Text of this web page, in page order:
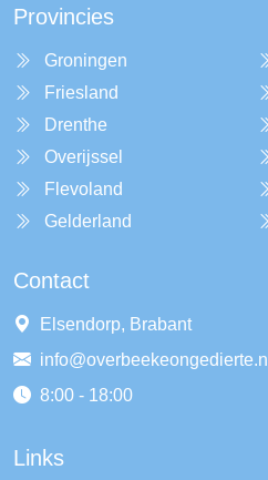
Provincies
Groningen
Friesland
Drenthe
Overijssel
Flevoland
Gelderland
Contact
Elsendorp, Brabant
info@overbeekeongedierte.nl
8:00 - 18:00
Links